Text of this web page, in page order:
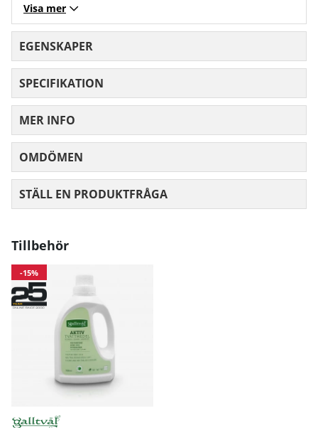
Visa mer
EGENSKAPER
SPECIFIKATION
MER INFO
OMDÖMEN
STÄLL EN PRODUKTFRÅGA
Tillbehör
-15%